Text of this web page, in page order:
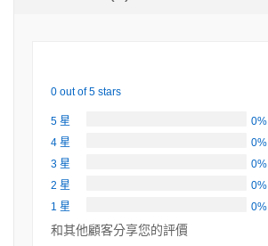
0 out of 5 stars
5 星
0%
4 星
0%
3 星
0%
2 星
0%
1 星
0%
和其他顧客分享您的評價